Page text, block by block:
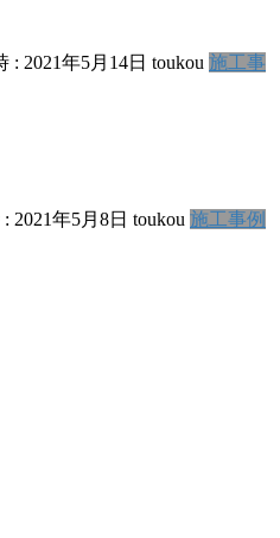
: 2021年5月14日 toukou 施工事
: 2021年5月8日 toukou 施工事例